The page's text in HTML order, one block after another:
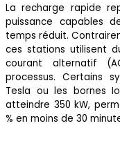
La recharge rapide
puissance capables
temps réduit.
ces stations utilisent
courant alternatif
processus. Certains
Tesla ou les bornes
atteindre 350 kW,
% en moins de 30